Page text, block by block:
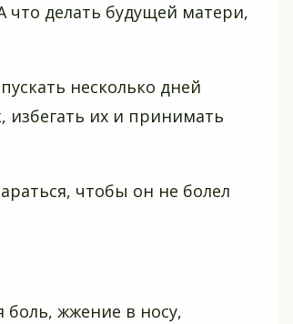
что делать будущей матери,
несколько дней
избегать их и принимать
чтобы он не болел
боль, жжение в носу,